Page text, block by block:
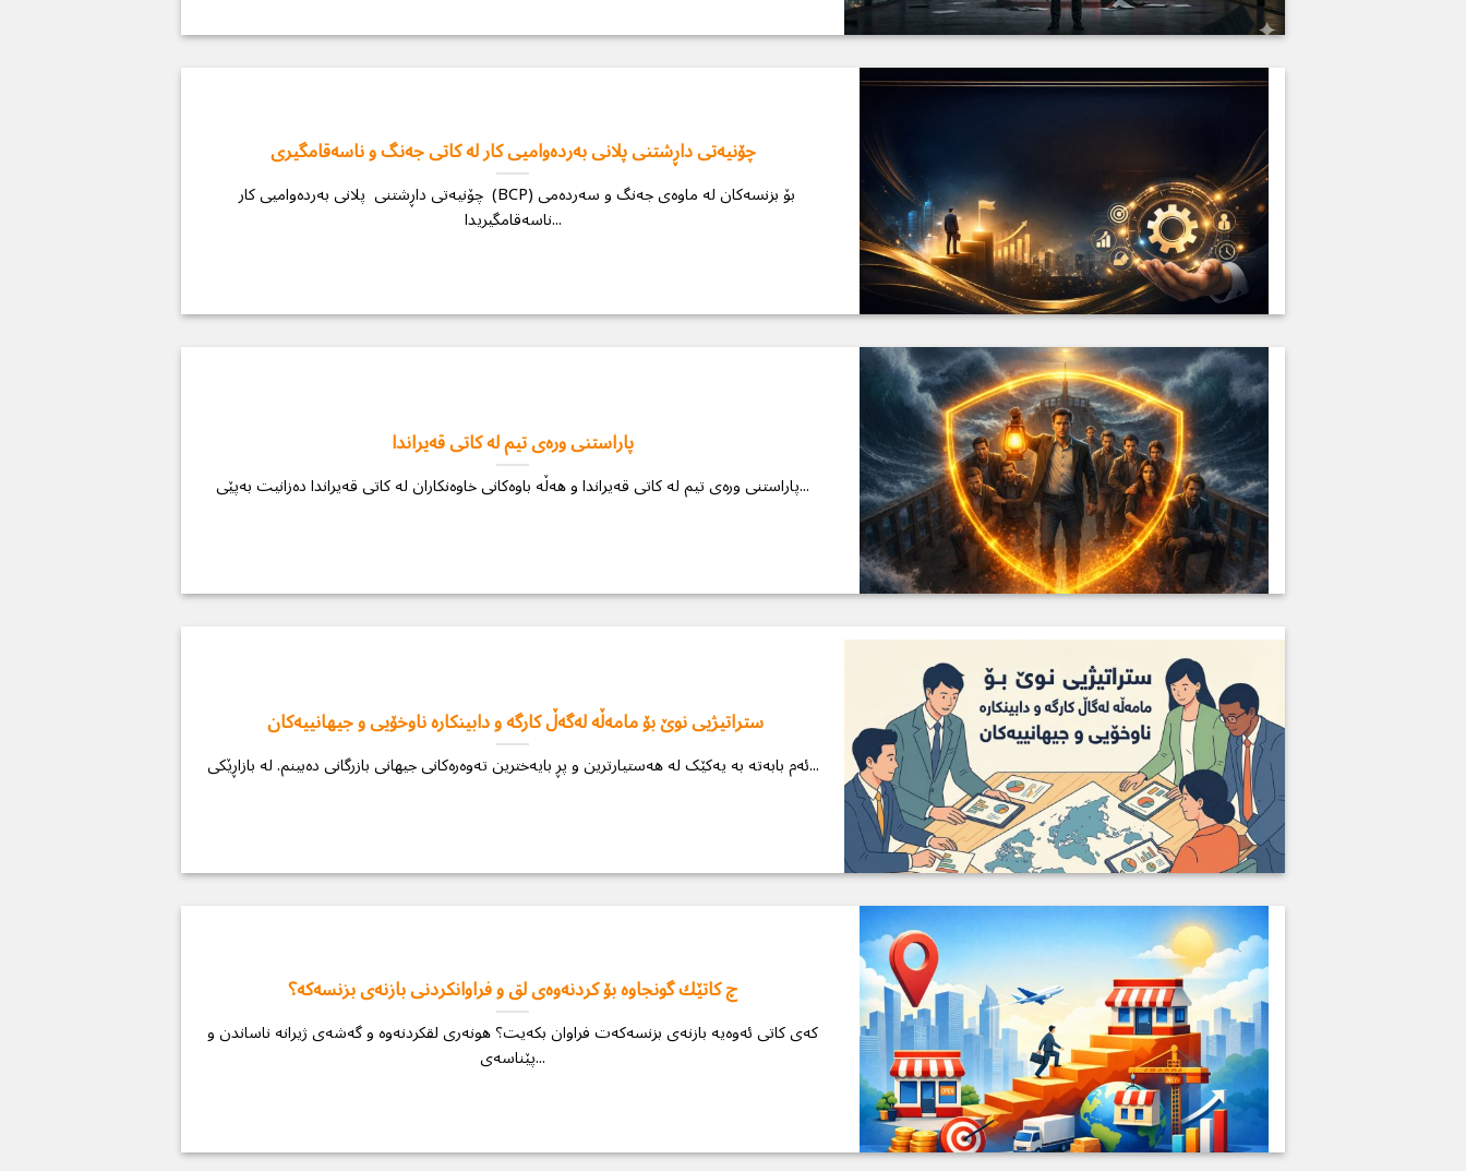
چۆنیەتی داڕشتنی پلانی بەردەوامیی کار لە كاتی جەنگ و ناسەقامگیری
چۆنیەتی داڕشتنی پلانی بەردەوامیی کار (BCP) بۆ بزنسەکان لە ماوەی جەنگ و سەردەمی
ناسەقامگیریدا...
پاراستنی ورەی تیم لە کاتی قەیراندا
پاراستنی ورەی تیم لە کاتی قەیراندا و هەڵە باوەکانی خاوەنکاران لە کاتی قەیراندا دەزانیت بەپێی...
ستراتیژیی نوێ بۆ مامەڵە لەگەڵ کارگە و دابینكارە ناوخۆیی و جیهانییەکان
ئەم بابەتە بە یەکێک لە هەستیارترین و پڕ بایەخترین تەوەرەکانی جیهانی بازرگانی دەبینم. لە بازاڕێکی...
چ كاتێك گونجاوە بۆ كردنەوەی لق و فراوانكردنی بازنەی بزنسەكە؟
کەی کاتی ئەوەیە بازنەی بزنسەکەت فراوان بکەیت؟ هونەری لقکردنەوە و گەشەی ژیرانە ناساندن و
پێناسەی...